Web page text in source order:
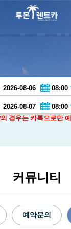
경우는 카톡으로만
커뮤니티
예약문의